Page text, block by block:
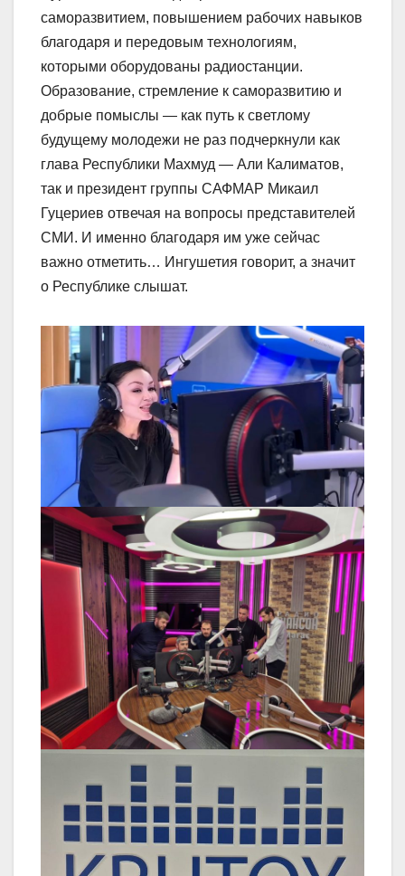
саморазвитием, повышением рабочих навыков
благодаря и передовым технологиям,
которыми оборудованы радиостанции.
Образование, стремление к саморазвитию и
добрые помыслы — как путь к светлому
будущему молодежи не раз подчеркнули как
глава Республики Махмуд — Али Калиматов,
так и президент группы САФМАР Микаил
Гуцериев отвечая на вопросы представителей
СМИ. И именно благодаря им уже сейчас
важно отметить… Ингушетия говорит, а значит
о Республике слышат.